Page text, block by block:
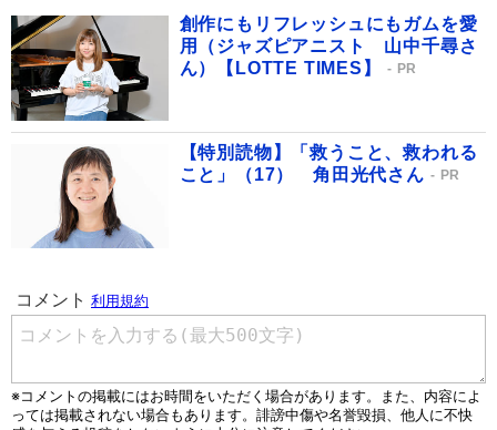
創作にもリフレッシュにもガムを愛
用（ジャズピアニスト 山中千尋さ
ん）【LOTTE TIMES】
PR
【特別読物】「救うこと、救われる
こと」（17） 角田光代さん
PR